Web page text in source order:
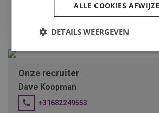
SOLLICITEER
Onze recruiter
Dave Koopman
+31682249553
ALLE COOKIES
DETAILS WEERGEVEN